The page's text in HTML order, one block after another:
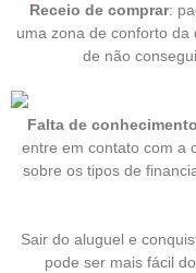
Receio de comprar:
uma zona de conforto da
de não
Falta de conheciment
entre em contato com a
sobre os tipos de
Sair do aluguel e
pode ser mais fácil